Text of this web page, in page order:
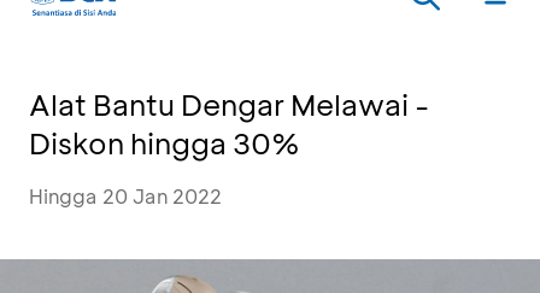
Alat Bantu Dengar Melawai -
Diskon hingga 30%
Hingga 20 Jan 2022